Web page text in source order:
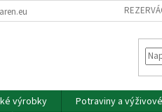
výrobky Potraviny a